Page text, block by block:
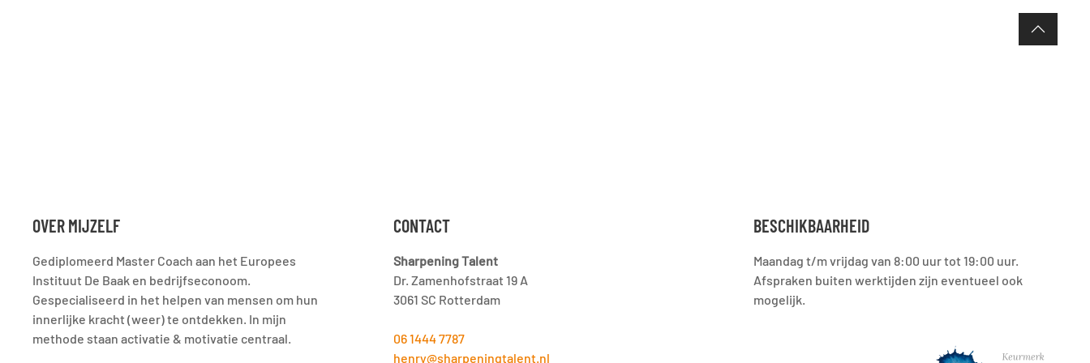
OVER MIJZELF
Gediplomeerd Master Coach aan het Europees
Instituut De Baak en bedrijfseconoom.
Gespecialiseerd in het helpen van mensen om hun
innerlijke kracht (weer) te ontdekken. In mijn
methode staan activatie & motivatie centraal.
CONTACT
Sharpening Talent
Dr. Zamenhofstraat 19 A
3061 SC Rotterdam
06 1444 7787
henry@sharpeningtalent.nl
BESCHIKBAARHEID
Maandag t/m vrijdag van 8:00 uur tot 19:00 uur.
Afspraken buiten werktijden zijn eventueel ook
mogelijk.